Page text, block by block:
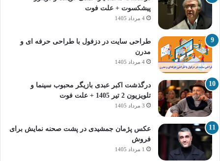
پیشکسوت + علت فوت
4 مرداد 1405
طراحی سایت در دزفول با طراحی حرفه‌ ای و
مدرن
4 مرداد 1405
درگذشت اکبر عبدی بازیگر محبوب سینما و
تلویزیون 2 تیر 1405 + علت فوت
3 مرداد 1405
عکس پژمان جمشیدی در پشت صحنه نمایش برای
فروش
1 مرداد 1405